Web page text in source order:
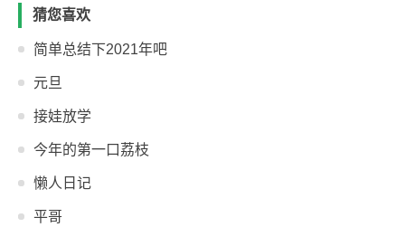
猜您喜欢
简单总结下2021年吧
元旦
接娃放学
今年的第一口荔枝
懒人日记
平哥